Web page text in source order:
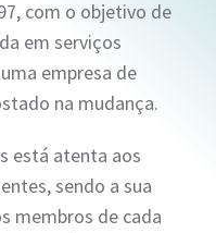
com o objetivo de
em serviços
empresa de
na mudança.
está atenta aos
sendo a sua
membros de cada